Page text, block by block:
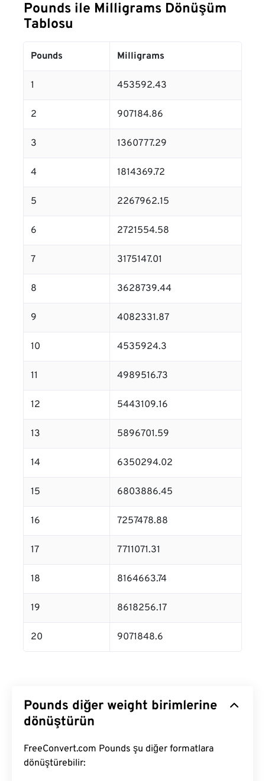
Pounds ile Milligrams Dönüşüm
Tablosu
Pounds Milligrams
1 453592.43
2 907184.86
3 1360777.29
4 1814369.72
5 2267962.15
6 2721554.58
7 3175147.01
8 3628739.44
9 4082331.87
10 4535924.3
11 4989516.73
12 5443109.16
13 5896701.59
14 6350294.02
15 6803886.45
16 7257478.88
17 7711071.31
18 8164663.74
19 8618256.17
20 9071848.6
Pounds diğer weight birimlerine
dönüştürün
FreeConvert.com Pounds şu diğer formatlara
dönüştürebilir: